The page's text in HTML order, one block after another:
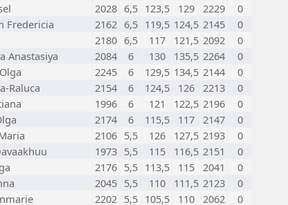
2028 6,5 123,5 129 2229
0
Fredericia 2162 6,5 119,5 124,5 2145
0
2180 6,5 117 121,5 2092
0
Anastasiya 2084 6 130 135,5 2264
0
2245 6 129,5 134,5 2144
0
Raluca 2154 6 124,5 126 2213
0
1996 6 121 122,5 2196
0
2174 6 115,5 117 2147
0
2106 5,5 126 127,5 2193
0
1973 5,5 115 116,5 2151
0
2176 5,5 113,5 115 2041
0
2045 5,5 110 111,5 2123
0
2202 5,5 105,5 110 2062 0